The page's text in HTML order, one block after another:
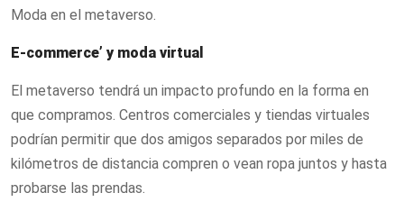
Moda en el metaverso.
E-commerce’ y moda virtual
El metaverso tendrá un impacto profundo en la forma en
que compramos. Centros comerciales y tiendas virtuales
podrían permitir que dos amigos separados por miles de
kilómetros de distancia compren o vean ropa juntos y hasta
probarse las prendas.